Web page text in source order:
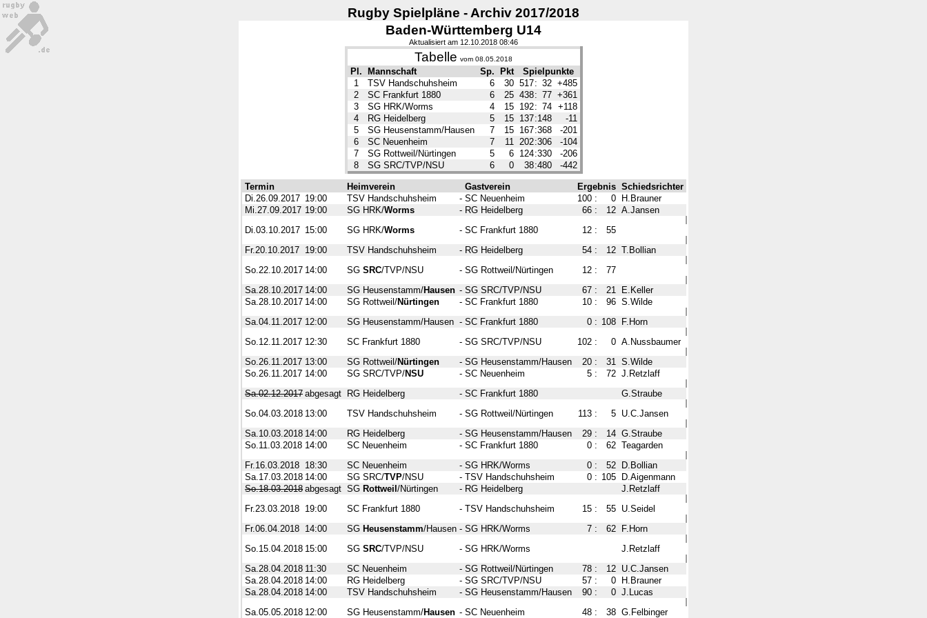
Rugby Spielpläne - Archiv 2017/2018
Baden-Württemberg U14
Aktualisiert am 12.10.2018 08:46
Tabelle vom 08.05.2018
Pl. Mannschaft Sp. Pkt
Spielpunkte
1
TSV Handschuhsheim 6 30 517: 32 +485
2
SC Frankfurt 1880 6 25 438: 77 +361
3
SG HRK/Worms 4 15 192: 74
+118
4
RG Heidelberg 5 15 137:148
-11
5
SG Heusenstamm/Hausen 7 15 167:368
-201
6
SC Neuenheim 7 11 202:306
-104
7
SG Rottweil/Nürtingen 5 6 124:330
-206
8
SG SRC/TVP/NSU 6 0 38:480 -442
Termin Heimverein Gastverein Ergebnis Schiedsrichter
Di.26.09.2017 19:00 TSV Handschuhsheim - SC Neuenheim 100 : 0
H.Brauner
Mi.27.09.2017 19:00 SG HRK/Worms - RG Heidelberg 66 : 12 A.Jansen
Di.03.10.2017 15:00 SG HRK/Worms - SC Frankfurt 1880 12 :
55
Fr.20.10.2017 19:00 TSV Handschuhsheim - RG Heidelberg 54 : 12 T.Bollian
So.22.10.2017 14:00 SG SRC/TVP/NSU - SG Rottweil/Nürtingen 12 :
77
Sa.28.10.2017 14:00 SG Heusenstamm/Hausen - SG SRC/TVP/NSU 67 : 21
E.Keller
Sa.28.10.2017 14:00 SG Rottweil/Nürtingen - SC Frankfurt 1880 10 : 96 S.Wilde
Sa.04.11.2017 12:00 SG Heusenstamm/Hausen - SC Frankfurt 1880 0 : 108
F.Horn
So.12.11.2017 12:30 SC Frankfurt 1880 - SG SRC/TVP/NSU 102 : 0 A.Nussbaumer
So.26.11.2017 13:00 SG Rottweil/Nürtingen - SG Heusenstamm/Hausen 20 : 31 S.Wilde
So.26.11.2017 14:00 SG SRC/TVP/NSU - SC Neuenheim 5 : 72 J.Retzlaff
Sa.02.12.2017 abgesagt RG Heidelberg - SC Frankfurt 1880
G.Straube
So.04.03.2018 13:00 TSV Handschuhsheim - SG Rottweil/Nürtingen 113 : 5 U.C.Jansen
Sa.10.03.2018 14:00 RG Heidelberg - SG Heusenstamm/Hausen 29 : 14 G.Straube
So.11.03.2018 14:00 SC Neuenheim - SC Frankfurt 1880 0 : 62 Teagarden
Fr.16.03.2018 18:30 SC Neuenheim - SG HRK/Worms 0 : 52
D.Bollian
Sa.17.03.2018 14:00 SG SRC/TVP/NSU - TSV Handschuhsheim 0 : 105
D.Aigenmann
So.18.03.2018 abgesagt SG Rottweil /Nürtingen - RG Heidelberg
J.Retzlaff
Fr.23.03.2018 19:00 SC Frankfurt 1880 - TSV Handschuhsheim 15 : 55 U.Seidel
Fr.06.04.2018 14:00 SG Heusenstamm/Hausen - SG HRK/Worms 7 : 62
F.Horn
So.15.04.2018 15:00 SG SRC/TVP/NSU - SG HRK/Worms
J.Retzlaff
Sa.28.04.2018 11:30 SC Neuenheim - SG Rottweil/Nürtingen 78 : 12 U.C.Jansen
Sa.28.04.2018 14:00 RG Heidelberg - SG SRC/TVP/NSU 57 : 0
H.Brauner
Sa.28.04.2018 14:00 TSV Handschuhsheim - SG Heusenstamm/Hausen 90 : 0 J.Lucas
Sa.05.05.2018 12:00 SG Heusenstamm/Hausen - SC Neuenheim 48 : 38 G.Felbinger